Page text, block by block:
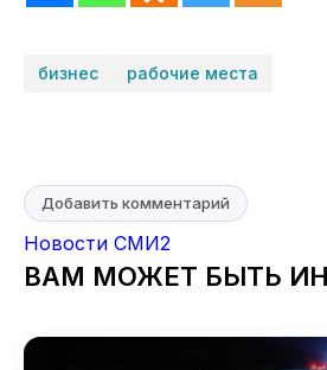
бизнес рабочие места
Добавить комментарий
Новости СМИ2
ВАМ МОЖЕТ БЫТЬ